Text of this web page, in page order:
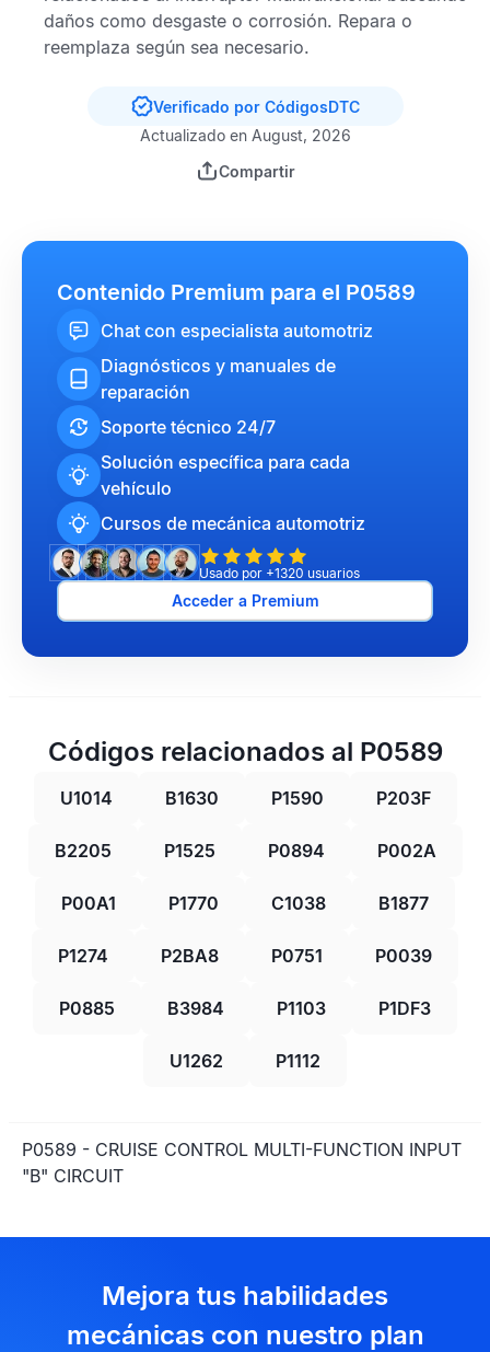
daños como desgaste o corrosión. Repara o
reemplaza según sea necesario.
Verificado por CódigosDTC
Actualizado en August, 2026
Compartir
Contenido Premium para el P0589
Chat con especialista automotriz
Diagnósticos y manuales de
reparación
Soporte técnico 24/7
Solución específica para cada
vehículo
Cursos de mecánica automotriz
Usado por +1320 usuarios
Acceder a Premium
Códigos relacionados al P0589
U1014 B1630 P1590 P203F
B2205 P1525 P0894 P002A
P00A1 P1770 C1038 B1877
P1274 P2BA8 P0751 P0039
P0885 B3984 P1103 P1DF3
U1262 P1112
P0589 - CRUISE CONTROL MULTI-FUNCTION INPUT
"B" CIRCUIT
Mejora tus habilidades
mecánicas con nuestro plan